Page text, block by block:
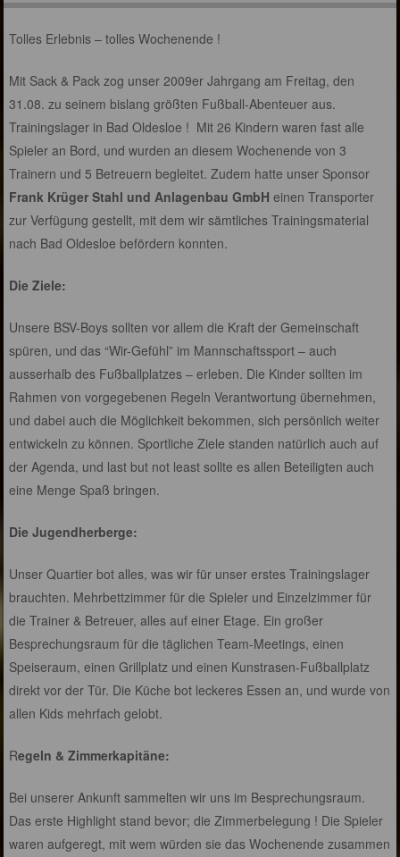
Tolles Erlebnis – tolles Wochenende !
Mit Sack & Pack zog unser 2009er Jahrgang am Freitag, den
31.08. zu seinem bislang größten Fußball-Abenteuer aus.
Trainingslager in Bad Oldesloe ! Mit 26 Kindern waren fast alle
Spieler an Bord, und wurden an diesem Wochenende von 3
Trainern und 5 Betreuern begleitet. Zudem hatte unser Sponsor
Frank Krüger Stahl und Anlagenbau GmbHeinen Transporter
zur Verfügung gestellt, mit dem wir sämtliches Trainingsmaterial
nach Bad Oldesloe befördern konnten.
Die Ziele:
Unsere BSV-Boys sollten vor allem die Kraft der Gemeinschaft
spüren, und das “Wir-Gefühl” im Mannschaftssport – auch
ausserhalb des Fußballplatzes – erleben. Die Kinder sollten im
Rahmen von vorgegebenen Regeln Verantwortung übernehmen,
und dabei auch die Möglichkeit bekommen, sich persönlich weiter
entwickeln zu können. Sportliche Ziele standen natürlich auch auf
der Agenda, und last but not least sollte es allen Beteiligten auch
eine Menge Spaß bringen.
Die Jugendherberge:
Unser Quartier bot alles, was wir für unser erstes Trainingslager
brauchten. Mehrbettzimmer für die Spieler und Einzelzimmer für
die Trainer & Betreuer, alles auf einer Etage. Ein großer
Besprechungsraum für die täglichen Team-Meetings, einen
Speiseraum, einen Grillplatz und einen Kunstrasen-Fußballplatz
direkt vor der Tür. Die Küche bot leckeres Essen an, und wurde von
allen Kids mehrfach gelobt.
Regeln & Zimmerkapitäne:
Bei unserer Ankunft sammelten wir uns im Besprechungsraum.
Das erste Highlight stand bevor; die Zimmerbelegung ! Die Spieler
waren aufgeregt, mit wem würden sie das Wochenende zusammen